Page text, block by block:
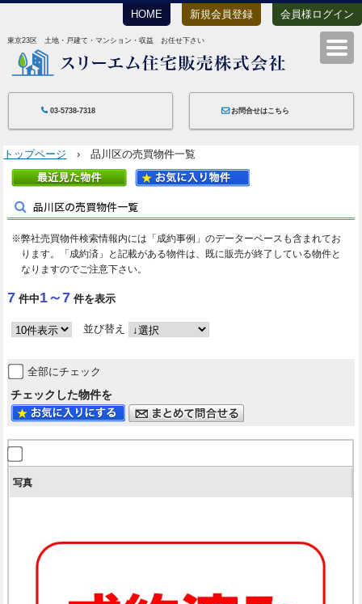
HOME 新規会員登録 会員様ログイン
東京23区 土地・戸建て・マンション・収益 お任せ下さい
03-5738-7318 お問合せはこちら
トップページ › 品川区の売買物件一覧
品川区の売買物件一覧
※弊社売買物件検索情報内には「成約事例」のデーターベースも含まれてお
ります。「成約済」と記載がある物件は、既に販売が終了している物件と
なりますのでご注意下さい。
7 件中1～7 件を表示
並び替え
全部にチェック
チェックした物件を